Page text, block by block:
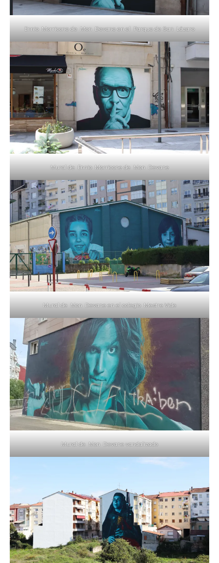
Ennio Morricone de Mon Devane en el Parque de San Lázaro
Mural de Ennio Morricone de Mon Devane
Mural de Mon Devane en el colegio Mestre Vide
Mural de Mon Devane vandalizado